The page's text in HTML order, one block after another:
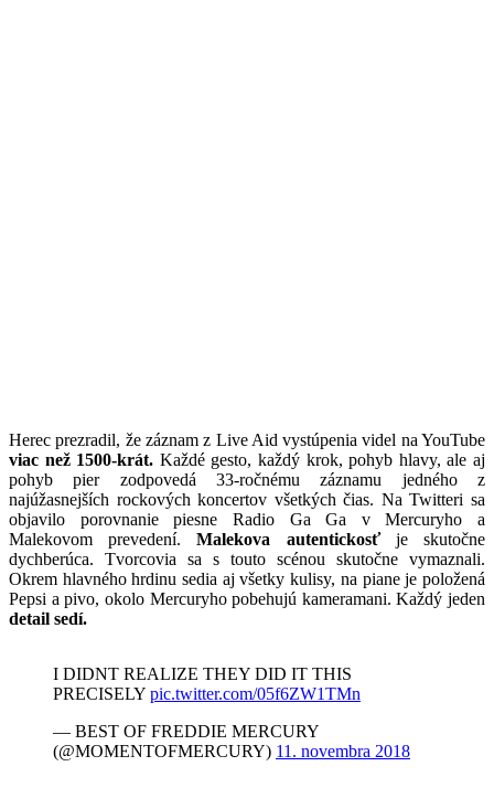
Herec prezradil, že záznam z Live Aid vystúpenia videl na YouTube
viac než 1500-krát. Každé gesto, každý krok, pohyb hlavy, ale aj
pohyb pier zodpovedá 33-ročnému záznamu jedného z
najúžasnejších rockových koncertov všetkých čias. Na Twitteri sa
objavilo porovnanie piesne Radio Ga Ga v Mercuryho a
Malekovom prevedení.Malekova autentickosťje skutočne
dychberúca. Tvorcovia sa s touto scénou skutočne vymaznali.
Okrem hlavného hrdinu sedia aj všetky kulisy, na piane je položená
Pepsi a pivo, okolo Mercuryho pobehujú kameramani. Každý jeden
detail sedí.
I DIDNT REALIZE THEY DID IT THIS
PRECISELY pic.twitter.com/05f6ZW1TMn
— BEST OF FREDDIE MERCURY
(@MOMENTOFMERCURY) 11. novembra 2018